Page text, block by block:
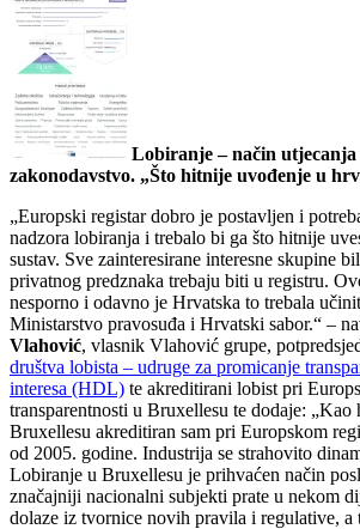
Lobiranje – način utjecanja
zakonodavstvo. „Što hitnije uvođenje u
„Europski registar dobro je postavljen i
nadzora lobiranja i trebalo bi ga što hitnije
sustav. Sve zainteresirane interesne skupine
privatnog predznaka trebaju biti u registru.
nesporno i odavno je Hrvatska to trebala
Ministarstvo pravosuđa i Hrvatski sabor.“ –
Vlahović, vlasnik Vlahović grupe,
društva lobista – udruge za promicanje
interesa (HDL) te akreditirani lobist pri
transparentnosti u Bruxellesu te dodaje: „Kao
Bruxellesu akreditiran sam pri Europskom
od 2005. godine. Industrija se strahovito
Lobiranje u Bruxellesu je prihvaćen način
značajniji nacionalni subjekti prate u nekom
dolaze iz tvornice novih pravila i regulative, a